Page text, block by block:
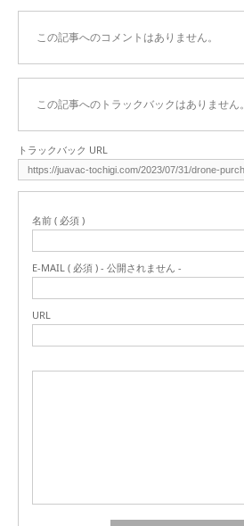
この記事へのコメントはありません。
この記事へのトラックバックはありません。
トラックバック URL
名前 ( 必須 )
E-MAIL ( 必須 ) - 公開されません -
URL